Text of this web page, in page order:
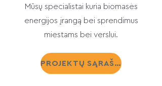
Mūsų specialistai kuria biomasės
energijos įrangą bei sprendimus
miestams bei verslui.
PROJEKTŲ SĄRAŠAS